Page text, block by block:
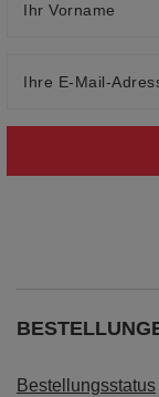
Ihr Vorname
Ihre E-Mail-
Bestellungsstatus